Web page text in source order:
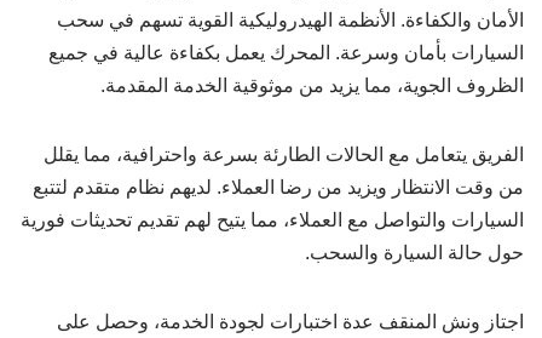
الأمان والكفاءة. الأنظمة الهيدروليكية القوية تسهم في سحب
السيارات بأمان وسرعة. المحرك يعمل بكفاءة عالية في جميع
الظروف الجوية، مما يزيد من موثوقية الخدمة المقدمة.
الفريق يتعامل مع الحالات الطارئة بسرعة واحترافية، مما يقلل
من وقت الانتظار ويزيد من رضا العملاء. لديهم نظام متقدم لتتبع
السيارات والتواصل مع العملاء، مما يتيح لهم تقديم تحديثات فورية
حول حالة السيارة والسحب.
اجتاز ونش المنقف عدة اختبارات لجودة الخدمة، وحصل على